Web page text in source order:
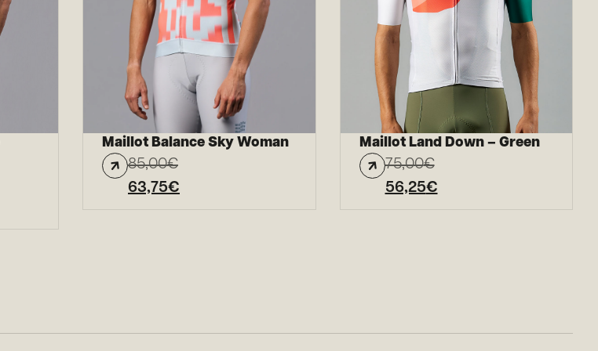
Maillot Balance Sky Woman
85,00€
63,75€
Maillot Land Down – Green
75,00€
56,25€